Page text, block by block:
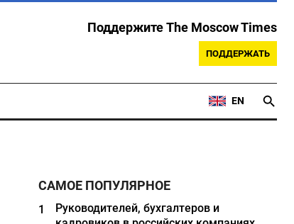
Поддержите The Moscow Times
ПОДДЕРЖАТЬ
EN
САМОЕ ПОПУЛЯРНОЕ
1
Руководителей, бухгалтеров и